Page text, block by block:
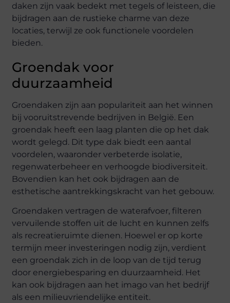
daken zijn vaak bedekt met tegels of leisteen, die
bijdragen aan de rustieke charme van deze
locaties, terwijl ze ook functionele voordelen
bieden.
Groendak voor
duurzaamheid
Groendaken zijn aan populariteit aan het winnen
bij vooruitstrevende bedrijven in België. Een
groendak heeft een laag planten die op het dak
wordt gelegd. Dit type dak biedt een aantal
voordelen, waaronder verbeterde isolatie,
regenwaterbeheer en verhoogde biodiversiteit.
Bovendien kan het ook bijdragen aan de
esthetische aantrekkingskracht van het gebouw.
Groendaken vertragen de waterafvoer, filteren
vervuilende stoffen uit de lucht en kunnen zelfs
als recreatieruimte dienen. Hoewel er op korte
termijn meer investeringen nodig zijn, verdient
een groendak zich in de loop van de tijd terug
door energiebesparing en duurzaamheid. Het
kan ook bijdragen aan het imago van het bedrijf
als een milieuvriendelijke entiteit.